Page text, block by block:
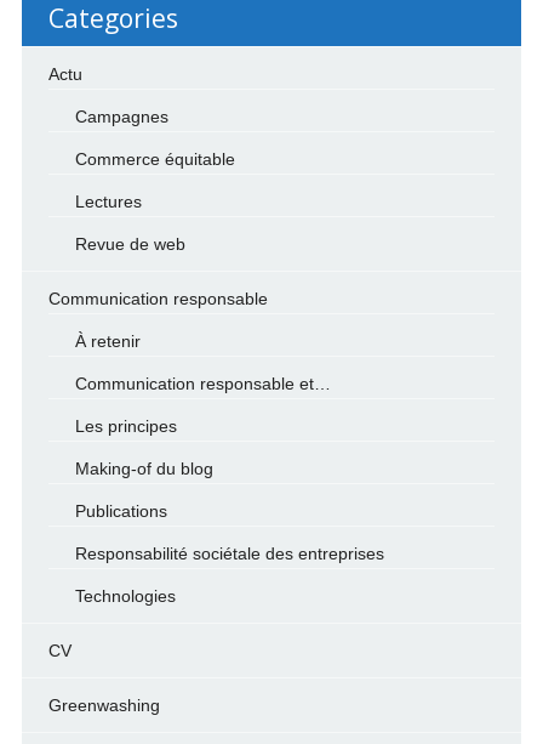
Categories
Actu
Campagnes
Commerce équitable
Lectures
Revue de web
Communication responsable
À retenir
Communication responsable et…
Les principes
Making-of du blog
Publications
Responsabilité sociétale des entreprises
Technologies
CV
Greenwashing